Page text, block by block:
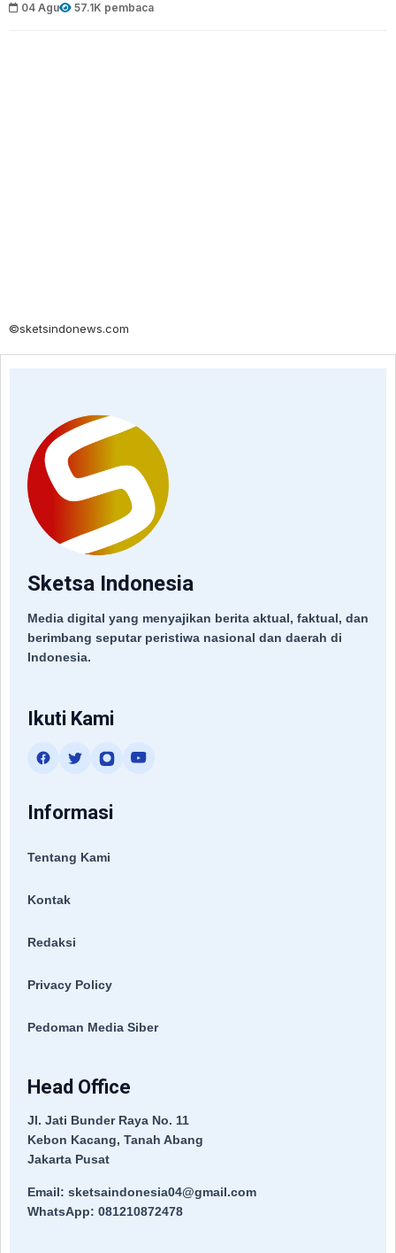
04 Agu 57.1K pembaca
©sketsindonews.com
Sketsa Indonesia
Media digital yang menyajikan berita aktual, faktual, dan
berimbang seputar peristiwa nasional dan daerah di
Indonesia.
Ikuti Kami
Informasi
Tentang Kami
Kontak
Redaksi
Privacy Policy
Pedoman Media Siber
Head Office
Jl. Jati Bunder Raya No. 11
Kebon Kacang, Tanah Abang
Jakarta Pusat
Email: sketsaindonesia04@gmail.com
WhatsApp: 081210872478